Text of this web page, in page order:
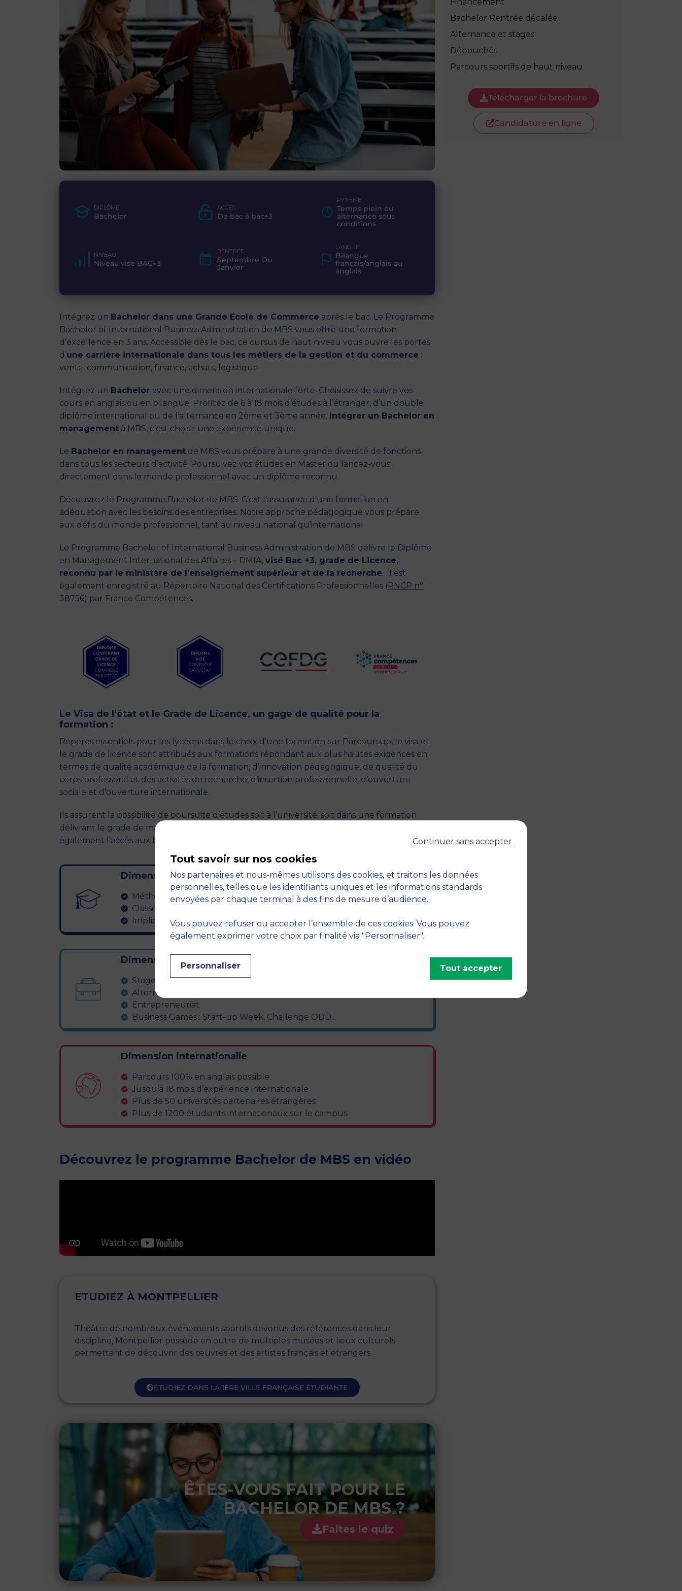
DIPLÔME
Bachelor
ACCÈS
De bac à bac+3
RYTHME
Temps plein ou
alternance sous
conditions
NIVEAU
Niveau visé BAC+3
RENTRÉE
Septembre Ou
Janvier
LANGUE
Bilangue
français/anglais ou
anglais
Intégrez un Bachelor dans une Grande Ecole de Commerce après le bac. Le Programme
Bachelor of International Business Administration de MBS vous offre une formation
d’excellence en 3 ans. Accessible dès le bac, ce cursus de haut niveau vous ouvre les portes
d’une carrière internationale dans tous les métiers de la gestion et du commerce :
vente, communication, finance, achats, logistique…
Intégrez un Bachelor avec une dimension internationale forte. Choisissez de suivre vos
cours en anglais ou en bilangue. Profitez de 6 à 18 mois d’études à l’étranger, d’un double
diplôme international ou de l’alternance en 2ème et 3ème année. Intégrer un Bachelor en
management à MBS, c’est choisir une expérience unique.
Le Bachelor en management de MBS vous prépare à une grande diversité de fonctions
dans tous les secteurs d’activité. Poursuivez vos études en Master ou lancez-vous
directement dans le monde professionnel avec un diplôme reconnu.
Découvrez le Programme Bachelor de MBS. C’est l’assurance d’une formation en
adéquation avec les besoins des entreprises. Notre approche pédagogique vous prépare
aux défis du monde professionnel, tant au niveau national qu’international.
Le Programme Bachelor of International Business Administration de MBS délivre le Diplôme
en Management International des Affaires – DMIA, visé Bac +3, grade de Licence,
reconnu par le ministère de l’enseignement supérieur et de la recherche.
Il est
également enregistré au Répertoire National des Certifications Professionnelles ( RNCP n°
38756) par France Compétences.
Le Visa de l’état et le Grade de Licence, un gage de qualité pour la
formation :
Repères essentiels pour les lycéens dans le choix d’une formation sur Parcoursup, le visa et
le grade de licence sont attribués aux formations répondant aux plus hautes exigences en
termes de qualité académique de la formation, d’innovation pédagogique, de qualité du
corps professoral et des activités de recherche, d’insertion professionnelle, d’ouverture
sociale et d’ouverture internationale.
Ils assurent la possibilité de poursuite d’études soit à l’université, soit dans une formation
délivrant le grade de master dans n’importe quelle école de commerce. Ils garantissent
également l’accès aux bourses et hébergements du Crous pour les étudiants éligibles.
Dimension académique
Méthode pédagogique active
Classe "inversée" et apprentissage par l'expérience
Implication, autonomie et esprit d’initiative
Dimension professionnelle
Stages
Alternance
Entrepreneuriat
Business Games : Start-up Week, Challenge ODD...
Dimension internationalle
Parcours 100% en anglais possible
Jusqu’à 18 mois d’expérience internationale
Plus de 50 universités partenaires étrangères
Plus de 1200 étudiants internationaux sur le campus
Découvrez le programme Bachelor de MBS en vidéo
ETUDIEZ À MONTPELLIER
Théâtre de nombreux événements sportifs devenus des références dans leur
discipline, Montpellier possède en outre de multiples musées et lieux culturels
permettant de découvrir des œuvres et des artistes français et étrangers.
ÉTUDIEZ DANS LA 1ÈRE VILLE FRANÇAISE ÉTUDIANTE
ÊTES-VOUS FAIT POUR LE
BACHELOR DE MBS ?
Faites le quiz
Bachelor Rentrée décalée
Alternance et stages
Débouchés
Parcours sportifs de haut niveau
Télécharger la brochure
Candidature en ligne
Continuer sans accepter
Tout savoir sur nos cookies
Nos partenaires et nous-mêmes utilisons des cookies, et traitons les données
personnelles, telles que les identifiants uniques et les informations standards
envoyées par chaque terminal à des fins de mesure d’audience.
Vous pouvez refuser ou accepter l’ensemble de ces cookies. Vous pouvez
également exprimer votre choix par finalité via "Personnaliser".
Personnaliser Tout accepter